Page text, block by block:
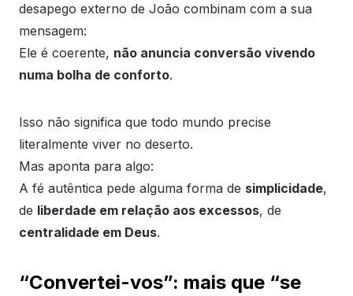
desapego externo de João combinam com a sua
mensagem:
Ele é coerente, não anuncia conversão vivendo
numa bolha de conforto.
Isso não significa que todo mundo precise
literalmente viver no deserto.
Mas aponta para algo:
A fé autêntica pede alguma forma de simplicidade,
de liberdade em relação aos excessos, de
centralidade em Deus.
“Convertei-vos”: mais que “se